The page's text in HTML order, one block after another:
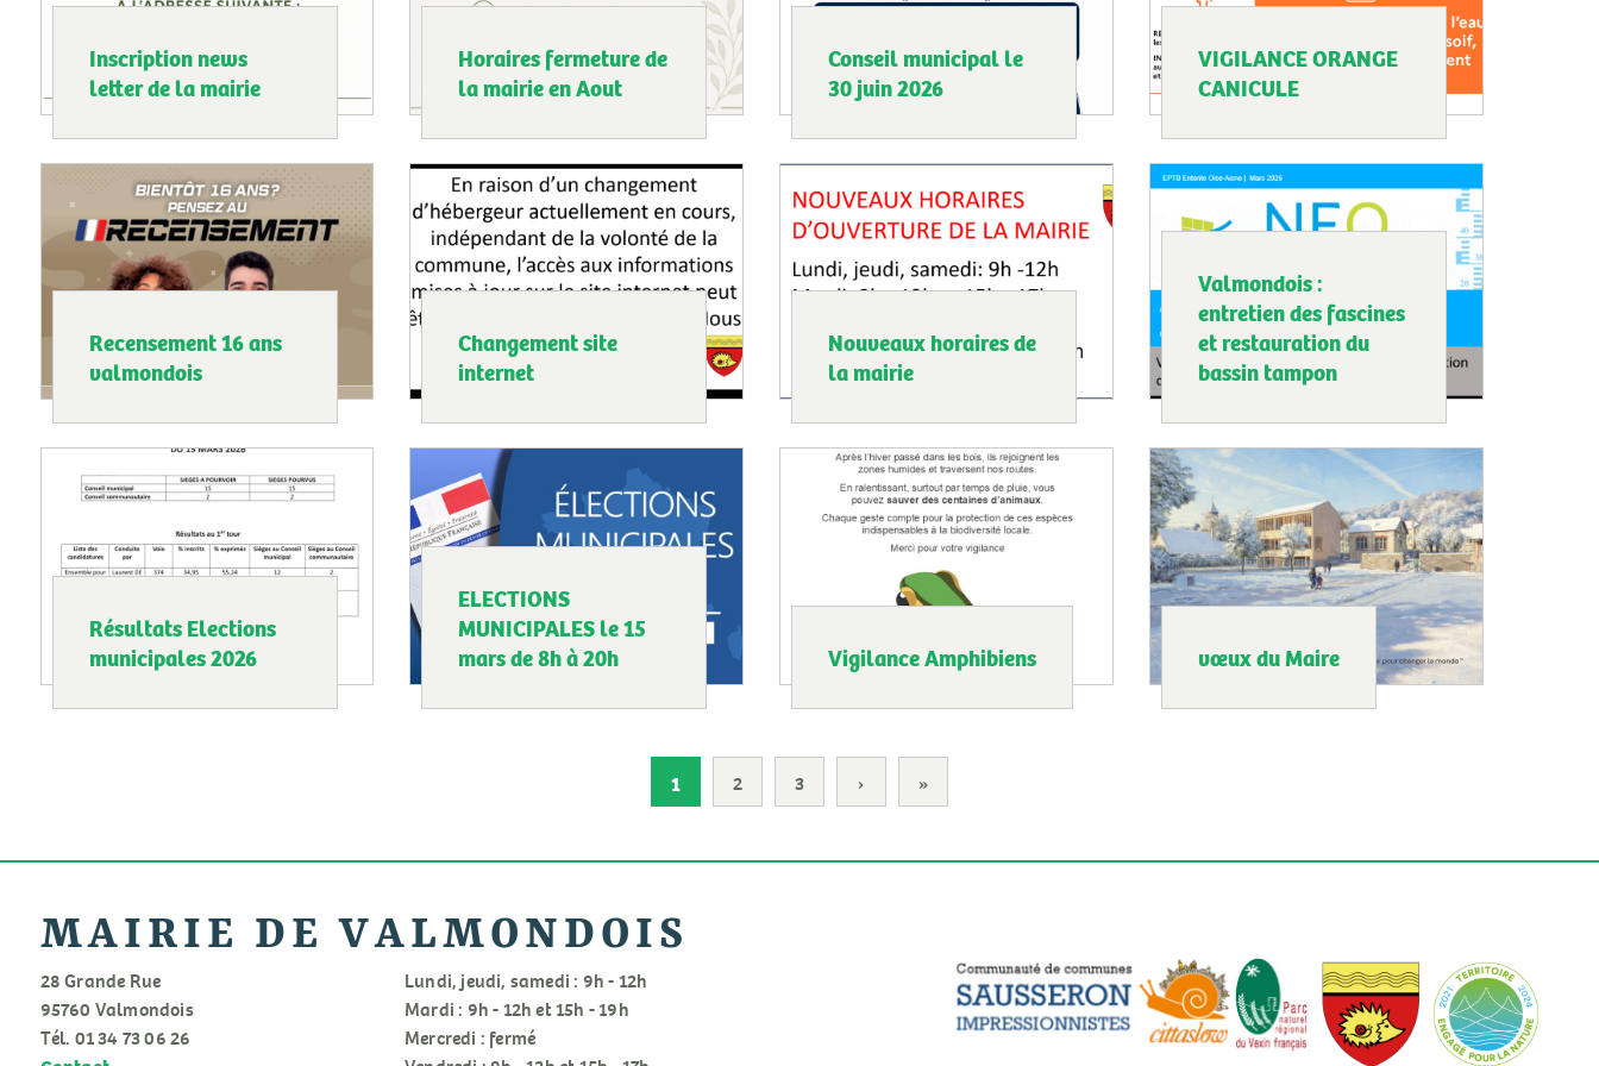
Inscription news
letter de la mairie
Horaires fermeture de
la mairie en Aout
Conseil municipal le
30 juin 2026
VIGILANCE ORANGE
CANICULE
Recensement 16 ans
valmondois
Changement site
internet
Nouveaux horaires de
la mairie
Valmondois :
entretien des fascines
et restauration du
bassin tampon
Résultats Elections
municipales 2026
ELECTIONS
MUNICIPALES le 15
mars de 8h à 20h
Vigilance Amphibiens vœux du Maire
1 2 3 › »Dernière
MAIRIE DE VALMONDOIS
28 Grande Rue
95760 Valmondois
Tél. 01 34 73 06 26
Lundi, jeudi, samedi : 9h - 12h
Mardi : 9h - 12h et 15h - 19h
Mercredi : fermé